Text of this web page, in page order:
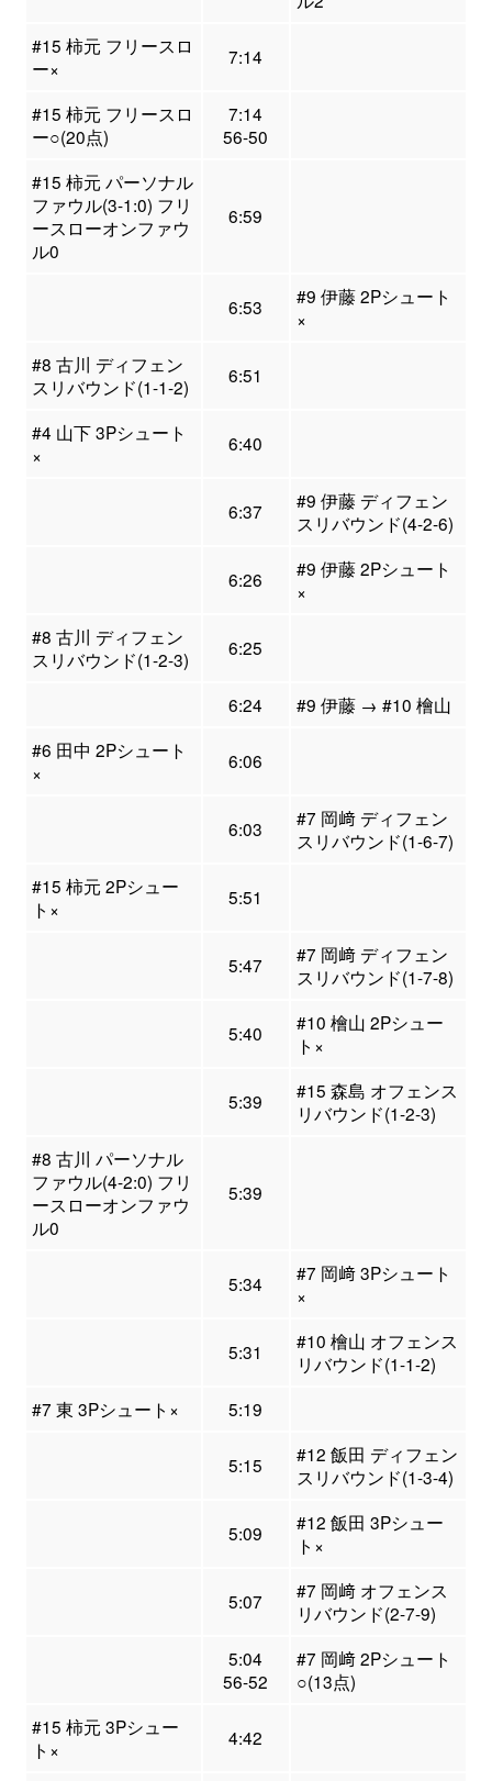
#15 柿元 フリースロ
ー×
7:14
#15 柿元 フリースロ
ー○(20点)
7:14
56-50
#15 柿元 パーソナル
ファウル(3-1:0) フリ
ースローオンファウ
ル0
6:59
6:53
#9 伊藤 2Pシュート
×
#8 古川 ディフェン
スリバウンド(1-1-2)
6:51
#4 山下 3Pシュート
×
6:40
6:37
#9 伊藤 ディフェン
スリバウンド(4-2-6)
6:26
#9 伊藤 2Pシュート
×
#8 古川 ディフェン
スリバウンド(1-2-3)
6:25
6:24
#9 伊藤 → #10 檜山
#6 田中 2Pシュート
×
6:06
6:03
#7 岡﨑 ディフェン
スリバウンド(1-6-7)
#15 柿元 2Pシュー
ト×
5:51
5:47
#7 岡﨑 ディフェン
スリバウンド(1-7-8)
5:40
#10 檜山 2Pシュー
ト×
5:39
#15 森島 オフェンス
リバウンド(1-2-3)
#8 古川 パーソナル
ファウル(4-2:0) フリ
ースローオンファウ
ル0
5:39
5:34
#7 岡﨑 3Pシュート
×
5:31
#10 檜山 オフェンス
リバウンド(1-1-2)
#7 東 3Pシュート×
5:19
5:15
#12 飯田 ディフェン
スリバウンド(1-3-4)
5:09
#12 飯田 3Pシュー
ト×
5:07
#7 岡﨑 オフェンス
リバウンド(2-7-9)
5:04
56-52
#7 岡﨑 2Pシュート
○(13点)
#15 柿元 3Pシュー
ト×
4:42